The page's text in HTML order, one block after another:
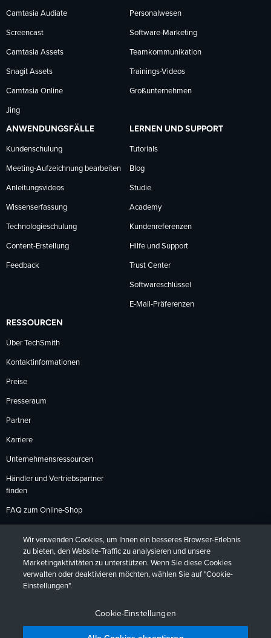
folgen
folgenfolgen
Camtasia Audiate
Screencast
Camtasia Assets
Snagit Assets
Camtasia Online
Jing
Personalwesen
Software-Marketing
Teamkommunikation
Trainings-Videos
Großunternehmen
ANWENDUNGSFÄLLE
Kundenschulung
Meeting-Aufzeichnung bearbeiten
Anleitungsvideos
Wissenserfassung
Technologieschulung
Content-Erstellung
Feedback
LERNEN UND SUPPORT
Tutorials
Blog
Studie
Academy
Kundenreferenzen
Hilfe und Support
Trust Center
Softwareschlüssel
E-Mail-Präferenzen
RESSOURCEN
Über TechSmith
Kontaktinformationen
Preise
Presseraum
Partner
Karriere
Unternehmensressourcen
Händler und Vertriebspartner
finden
FAQ zum Online-Shop
Rückgabebedingungen
DeutschFrançaisEspañol日本語
Wir verwenden Cookies, um Ihnen ein besseres Browser-Erlebnis
zu bieten, den Website-Traffic zu analysieren und unsere
Marketingaktivitäten zu unterstützen. Wenn Sie diese Cookies
verwalten oder deaktivieren möchten, wählen Sie auf "Cookie-
Einstellungen".
Cookie-Einstellungen